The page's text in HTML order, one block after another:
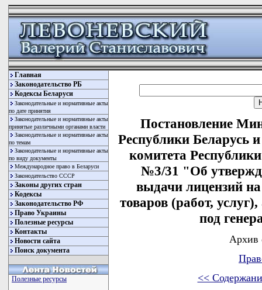
Главная
Законодательство РБ
Кодексы Беларуси
Законодательные и нормативные акты
по дате принятия
Законодательные и нормативные акты
принятые различными органами власти
Законодательные и нормативные акты
по темам
Законодательные и нормативные акты
по виду документы
Международное право в Беларуси
Законодательство СССР
Законы других стран
Кодексы
Законодательство РФ
Право Украины
Полезные ресурсы
Контакты
Новости сайта
Поиск документа
Полезные ресурсы
Постановление
Республики Беларусь
комитета
№3/31 "Об
выдачи лицензий
товаров (работ,
под
Архив
<<